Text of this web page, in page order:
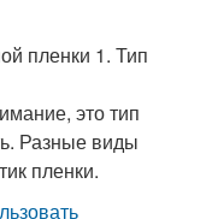
пленки 1. Тип
это тип
Разные виды
пленки.